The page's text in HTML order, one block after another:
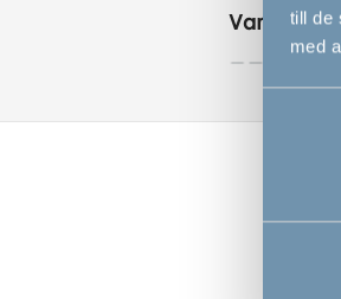
till de
med
Varningar